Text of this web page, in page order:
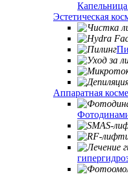
Эстетическая
Аппаратная